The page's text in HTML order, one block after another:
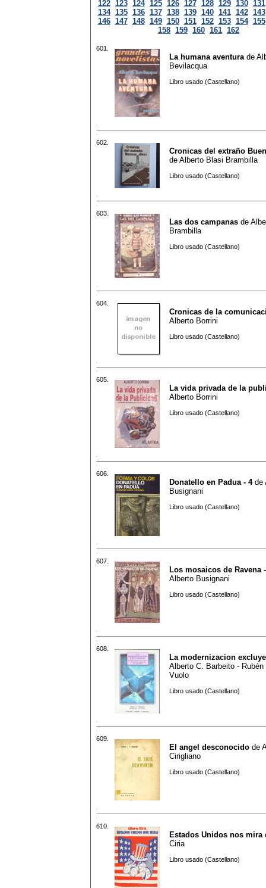
122 123 124 125 126 127 128 129 130 131
134 135 136 137 138 139 140 141 142 143
146 147 148 149 150 151 152 153 154 155
158 159 160 161 162
601.
La humana aventura de
Bevilacqua
Libro usado (Castellano)
602.
Cronicas del extraño
de Alberto Blasi Brambilla
Libro usado (Castellano)
603.
Las dos campanas de
Brambilla
Libro usado (Castellano)
604.
Cronicas de la
Alberto Borrini
Libro usado (Castellano)
605.
La vida privada de la
Alberto Borrini
Libro usado (Castellano)
606.
Donatello en Padua - 4de
Busignani
Libro usado (Castellano)
607.
Los mosaicos de Ravena
Alberto Busignani
Libro usado (Castellano)
608.
La modernizacion
Alberto C. Barbeito - Rubén
Vuolo
Libro usado (Castellano)
609.
El angel desconocido de
Cirigliano
Libro usado (Castellano)
610.
Estados Unidos nos mira
Ciria
Libro usado (Castellano)